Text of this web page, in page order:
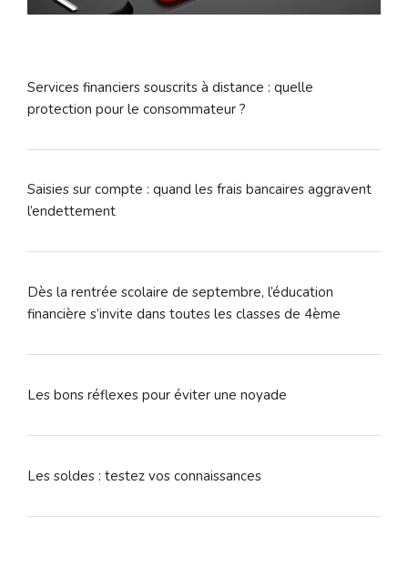
Services financiers souscrits à distance : quelle
protection pour le consommateur ?
Saisies sur compte : quand les frais bancaires aggravent
l’endettement
Dès la rentrée scolaire de septembre, l’éducation
financière s’invite dans toutes les classes de 4ème
Les bons réflexes pour éviter une noyade
Les soldes : testez vos connaissances